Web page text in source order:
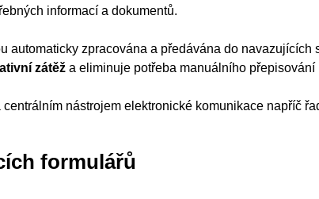
informací a dokumentů.
automaticky zpracována a předávána do navazujících
zátěž a eliminuje potřeba manuálního přepisování
centrálním nástrojem elektronické komunikace napříč
formulářů